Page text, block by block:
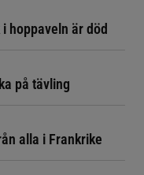
hoppaveln är död
på tävling
alla i Frankrike